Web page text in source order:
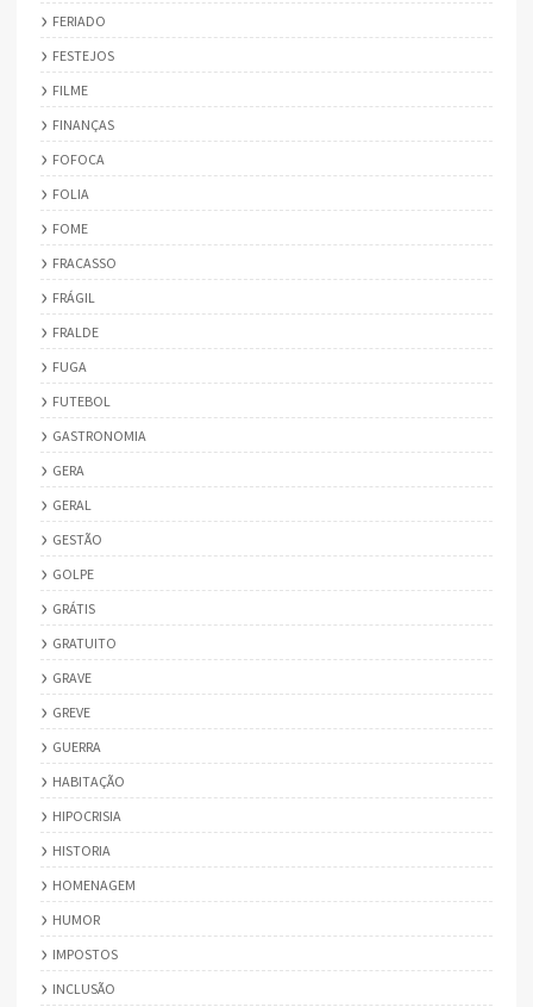
FERIADO
FESTEJOS
FILME
FINANÇAS
FOFOCA
FOLIA
FOME
FRACASSO
FRÁGIL
FRALDE
FUGA
FUTEBOL
GASTRONOMIA
GERA
GERAL
GESTÃO
GOLPE
GRÁTIS
GRATUITO
GRAVE
GREVE
GUERRA
HABITAÇÃO
HIPOCRISIA
HISTORIA
HOMENAGEM
HUMOR
IMPOSTOS
INCLUSÃO